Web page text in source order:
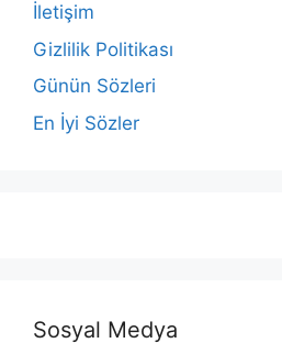
İletişim
Gizlilik Politikası
Günün Sözleri
En İyi Sözler
Sosyal Medya